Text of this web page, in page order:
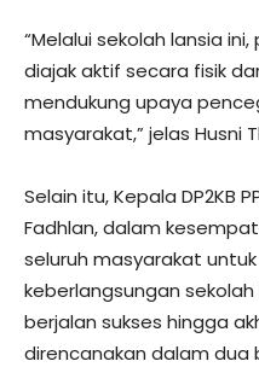
“Melalui sekolah lansia
diajak aktif secara fisik
mendukung upaya
masyarakat,” jelas Husni
Selain itu, Kepala DP2KB
Fadhlan, dalam
seluruh masyarakat
keberlangsungan
berjalan sukses hingga
direncanakan dalam dua